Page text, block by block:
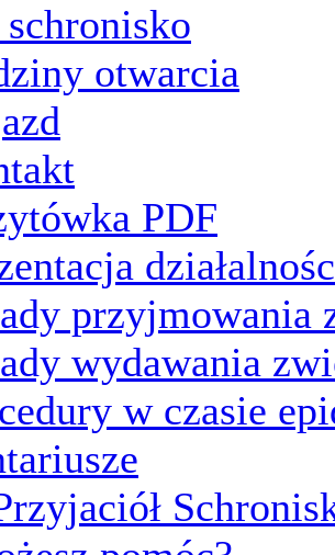
schronisko
otwarcia
PDF
przyjmowania
wydawania
w czasie